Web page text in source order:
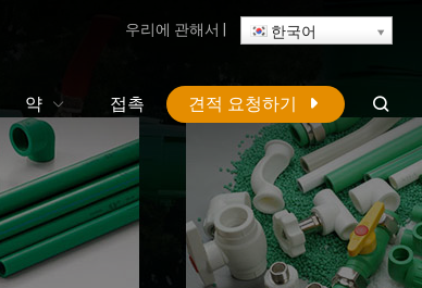
우리에 관해서 한국어
약 접촉 견적 요청하기